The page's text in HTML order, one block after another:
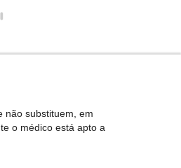
não substituem, em
o médico está apto a